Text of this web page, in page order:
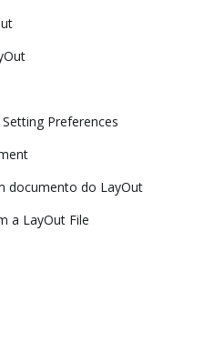
Preferences
documento do LayOut
a LayOut File